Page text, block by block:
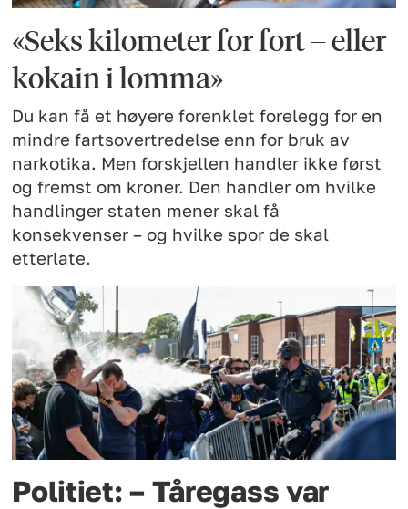
«Seks kilometer for fort – eller
kokain i lomma»
Du kan få et høyere forenklet forelegg for en
mindre fartsovertredelse enn for bruk av
narkotika. Men forskjellen handler ikke først
og fremst om kroner. Den handler om hvilke
handlinger staten mener skal få
konsekvenser – og hvilke spor de skal
etterlate.
Politiet: – Tåregass var